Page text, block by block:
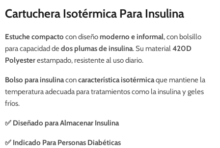
Cartuchera Isotérmica Para Insulina
Estuche compacto con diseño moderno e informal, con bolsillo
para capacidad dedos plumas de insulina. Su material420D
Polyesterestampado, resistente al uso diario.
Bolso para insulinaconcaracterística isotérmicaque mantiene la
temperatura adecuada para tratamientos como la insulina y geles
fríos.
✅ Diseñado para Almacenar Insulina
✅ Indicado Para Personas Diabéticas